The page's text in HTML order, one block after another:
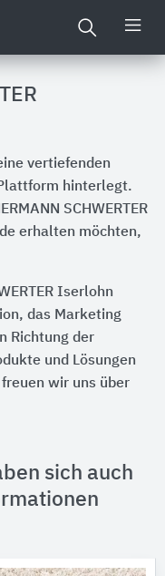
vertiefenden
hinterlegt.
SCHWERTER
erhalten möchten,
Iserlohn
das Marketing
Richtung der
und Lösungen
wir uns über
sich auch